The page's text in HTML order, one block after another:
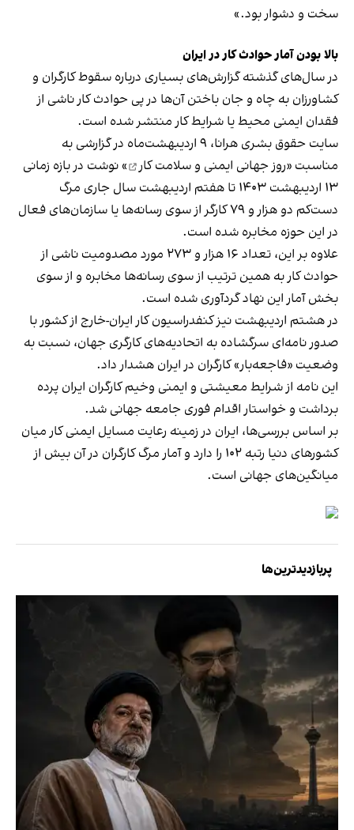
سخت و دشوار بود.»
بالا بودن آمار حوادث کار در ایران
در سال‌های گذشته گزارش‌های بسیاری درباره سقوط کارگران و
کشاورزان به چاه و جان باختن آن‌ها در پی حوادث کار ناشی از
فقدان ایمنی محیط یا شرایط کار منتشر شده است.
سایت حقوق بشری هرانا، ۹ اردیبهشت‌ماه در گزارشی به
مناسبت «روز جهانی ایمنی و سلامت کار
» نوشت در بازه زمانی
۱۳ اردیبهشت ۱۴۰۳ تا هفتم اردیبهشت سال جاری مرگ
دست‌کم دو هزار و ۷۹ کارگر از سوی رسانه‌ها یا سازمان‌های فعال
در این حوزه مخابره شده است.
علاوه بر این، تعداد ۱۶ هزار و ۲۷۳ مورد مصدومیت ناشی از
حوادث کار به همین ترتیب از سوی رسانه‌ها مخابره و از سوی
بخش آمار این نهاد گردآوری شده است.
در هشتم اردیبهشت نیز کنفدراسیون کار ایران-خارج از کشور با
صدور نامه‌ای سرگشاده به اتحادیه‌های کارگری جهان، نسبت به
وضعیت «فاجعه‌بار» کارگران در ایران هشدار داد.
این نامه از شرایط معیشتی و ایمنی وخیم کارگران ایران پرده
برداشت و خواستار اقدام فوری جامعه جهانی شد.
بر اساس بررسی‌ها، ایران در زمینه رعایت مسایل ایمنی کار میان
کشورهای دنیا رتبه ۱۰۲ را دارد و آمار مرگ کارگران در آن بیش از
میانگین‌های جهانی است.
پربازدیدترین‌ها